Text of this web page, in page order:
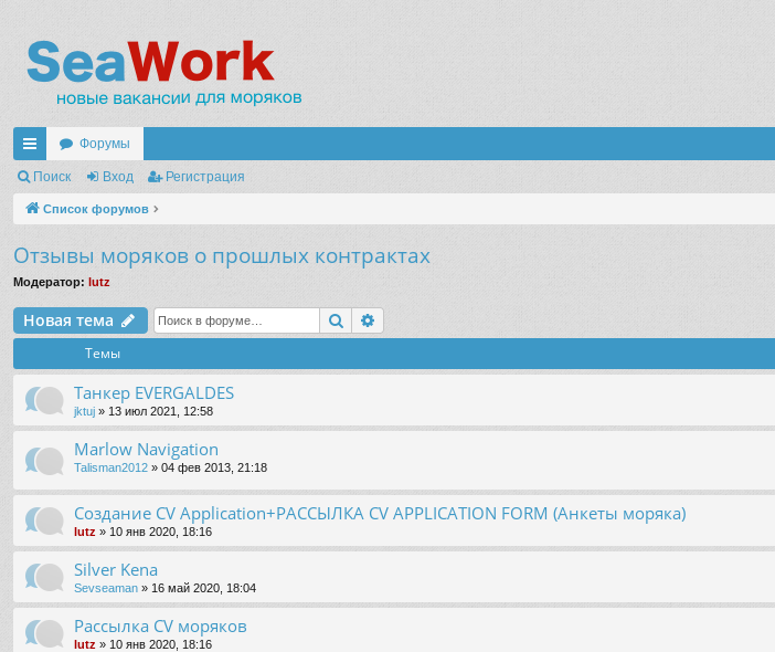
с
ы
и
Форумы
Поиск Вход Регистрация
Список форумов
Отзывы моряков о прошлых контрактах
Модератор: lutz
Новая тема Поиск
Темы
Танкер EVERGALDES
jktuj » 13 июл 2021, 12:58
Marlow Navigation
Talisman2012 » 04 фев 2013, 21:18
Создание CV Application+РАССЫЛКА CV APPLICATION FORM (Анкеты моряка)
lutz » 10 янв 2020, 18:16
Silver Kena
Sevseaman » 16 май 2020, 18:04
Рассылка CV моряков
lutz » 10 янв 2020, 18:16